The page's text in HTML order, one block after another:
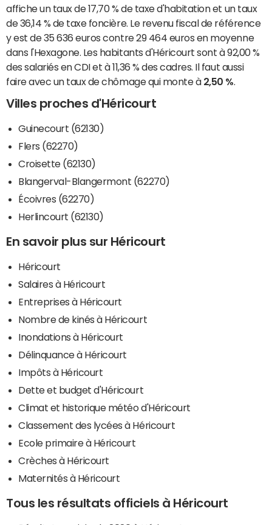
affiche un taux de 17,70 % de taxe d'habitation et un taux
de 36,14 % de taxe foncière. Le revenu fiscal de référence
y est de 35 636 euros contre 29 464 euros en moyenne
dans l'Hexagone. Les habitants d'Héricourt sont à 92,00 %
des salariés en CDI et à 11,36 % des cadres. Il faut aussi
faire avec un taux de chômage qui monte à 2,50 %
Villes proches d'Héricourt
Guinecourt (62130)
Flers (62270)
Croisette (62130)
Blangerval-Blangermont (62270)
Écoivres (62270)
Herlincourt (62130)
En savoir plus sur Héricourt
Héricourt
Salaires à Héricourt
Entreprises à Héricourt
Nombre de kinés à Héricourt
Inondations à Héricourt
Délinquance à Héricourt
Impôts à Héricourt
Dette et budget d'Héricourt
Climat et historique météo d'Héricourt
Classement des lycées à Héricourt
Ecole primaire à Héricourt
Crèches à Héricourt
Maternités à Héricourt
Tous les résultats officiels à Héricourt